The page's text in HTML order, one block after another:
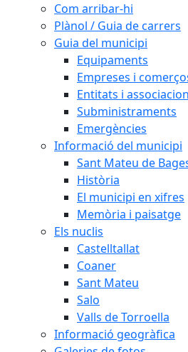
Com arribar-hi
Plànol / Guia de carrers
Guia del municipi
Equipaments
Empreses i
Entitats i
Subministraments
Emergències
Informació del municipi
Sant Mateu de
Història
El municipi en xifres
Memòria i paisatge
Els nuclis
Castelltallat
Coaner
Sant Mateu
Salo
Valls de Torroella
Informació geogràfica